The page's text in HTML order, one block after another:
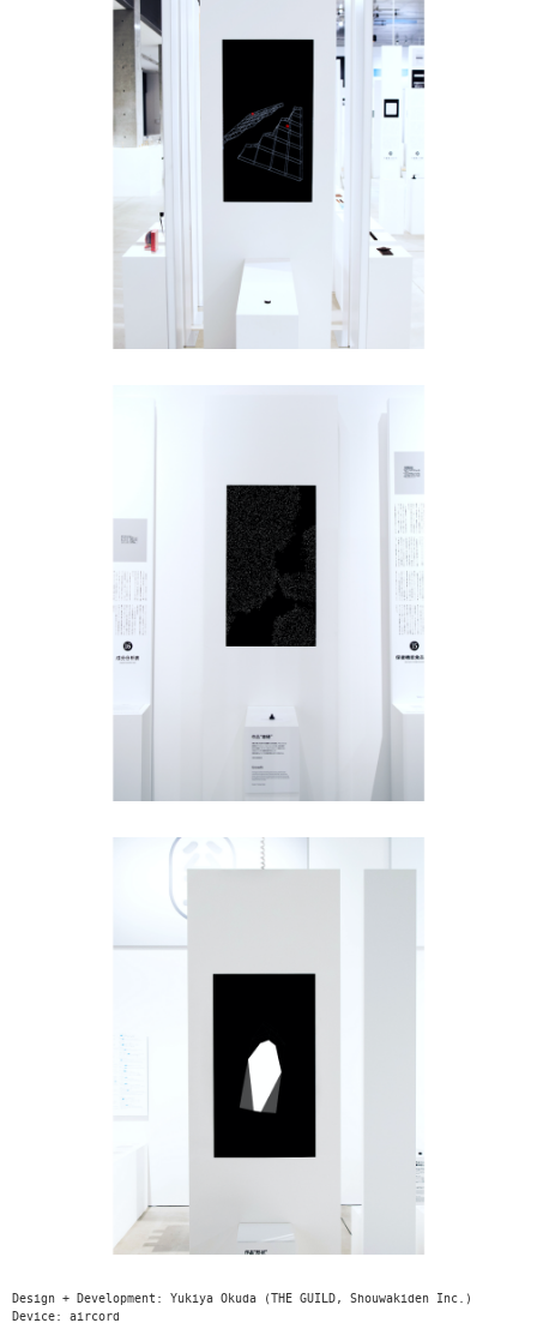
Design + Development: Yukiya Okuda (THE GUILD, Shouwakiden Inc.)
Device: aircord